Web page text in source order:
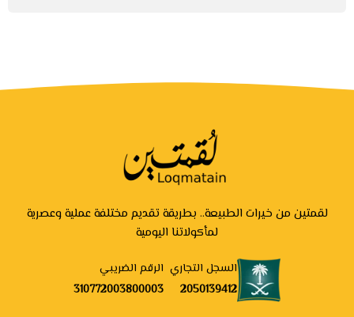
لقمتين من خيرات الطبيعة.. بطريقة تقديم مختلفة عملية وعصرية
لمأكولاتنا اليومية
السجل التجاري
2050139412
الرقم الضريبي
310772003800003